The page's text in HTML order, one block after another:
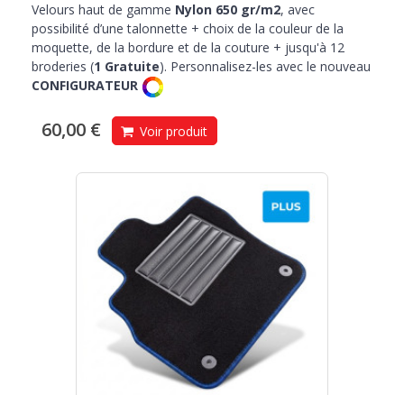
Velours haut de gamme Nylon 650 gr/m2, avec
possibilité d’une talonnette + choix de la couleur de la
moquette, de la bordure et de la couture + jusqu'à 12
broderies (1 Gratuite). Personnalisez-les avec le nouveau
CONFIGURATEUR
60,00 € Voir produit